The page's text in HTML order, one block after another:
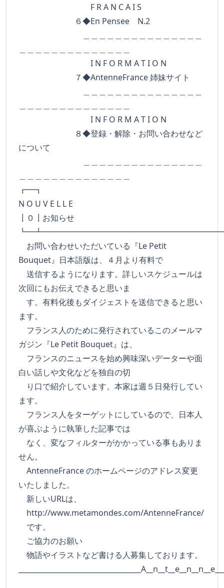
F R A N C A I S
６◆En Pensee N.2
I N F O R M A T I O N
７◆AntenneFrance 姉妹サイト
I N F O R M A T I O N
８◆登録・解除・お問い合わせなど
について
N O U V E L L E
┃０┃お知らせ
お問い合わせいただいている『Le Petit
Bouquet』日本語版は、４月より有料で
送信するようになります。詳しいスケジュールは
次回にもお伝えできると思いま
す。有料化後もダイジェストを送信できると思い
ます。
フランス人のために発行されているこのメールマ
ガジン『Le Petit Bouquet』は、
フランスのニュースを始め興味深いデーターや面
白い話しや文化などを独自の切
り口で紹介しています。本家は週５日発行してい
ます。
フランス人をターゲットにしているので、日本人
が喜ぶように執筆した記事では
なく、変なフィルターがかかっている事もありま
せん。
AntenneFrance のホームページのアドレス変更
いたしました。
新しいURLは、
http://www.metamondes.com/AntenneFrance/
です。
ご協力のお願い
物語やイラストなど書ける人募集しております。